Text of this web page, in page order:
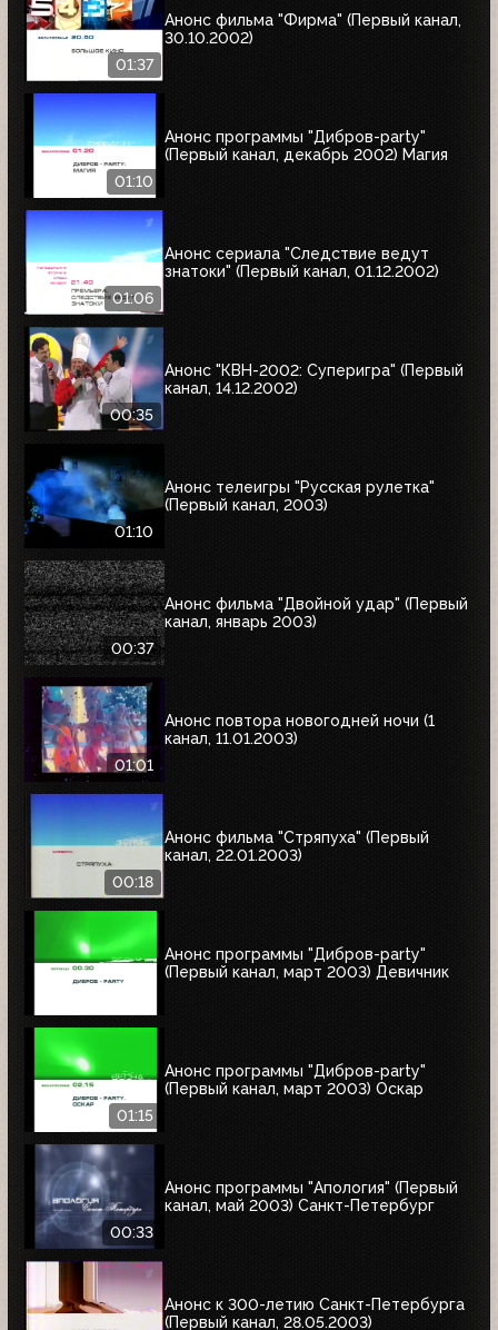
01:37
Анонс фильма "Фирма" (Первый канал,
30.10.2002)
01:10
Анонс программы "Дибров-party"
(Первый канал, декабрь 2002) Магия
01:06
Анонс сериала "Следствие ведут
знатоки" (Первый канал, 01.12.2002)
00:35
Анонс "КВН-2002: Суперигра" (Первый
канал, 14.12.2002)
01:10
Анонс телеигры "Русская рулетка"
(Первый канал, 2003)
00:37
Анонс фильма "Двойной удар" (Первый
канал, январь 2003)
01:01
Анонс повтора новогодней ночи (1
канал, 11.01.2003)
00:18
Анонс фильма "Стряпуха" (Первый
канал, 22.01.2003)
Анонс программы "Дибров-party"
(Первый канал, март 2003) Девичник
01:15
Анонс программы "Дибров-party"
(Первый канал, март 2003) Оскар
00:33
Анонс программы "Апология" (Первый
канал, май 2003) Cанкт-Петербург
Анонс к 300-летию Санкт-Петербурга
(Первый канал, 28.05.2003)